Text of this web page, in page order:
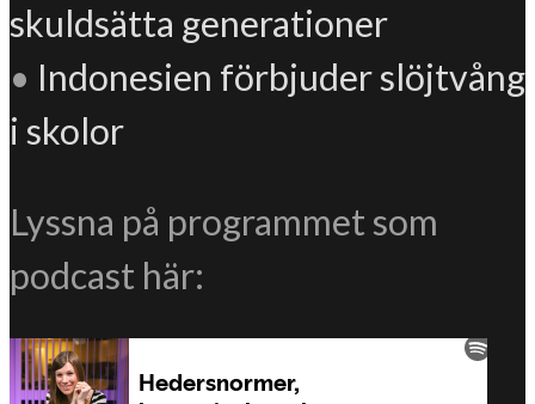
skuldsätta generationer
• Indonesien förbjuder slöjtvång
i skolor
Lyssna på programmet som
podcast här: